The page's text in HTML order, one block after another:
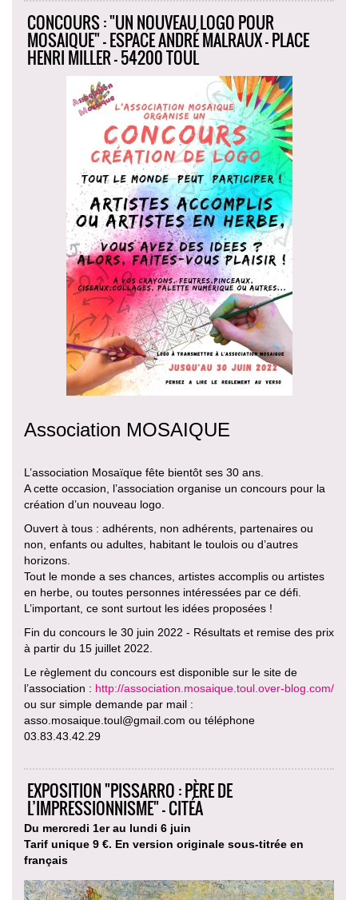
CONCOURS : "UN NOUVEAU LOGO POUR
MOSAIQUE" - ESPACE ANDRÉ MALRAUX - PLACE
HENRI MILLER - 54200 TOUL
Association MOSAIQUE
L’association Mosaïque fête bientôt ses 30 ans.
A cette occasion, l’association organise un concours pour la
création d’un nouveau logo.
Ouvert à tous : adhérents, non adhérents, partenaires ou
non, enfants ou adultes, habitant le toulois ou d’autres
horizons.
Tout le monde a ses chances, artistes accomplis ou artistes
en herbe, ou toutes personnes intéressées par ce défi.
L’important, ce sont surtout les idées proposées !
Fin du concours le 30 juin 2022 - Résultats et remise des prix
à partir du 15 juillet 2022.
Le règlement du concours est disponible sur le site de
l’association : http://association.mosaique.toul.over-blog.com/
ou sur simple demande par mail :
asso.mosaique.toul@gmail.com ou téléphone
03.83.43.42.29
EXPOSITION "PISSARRO : PÈRE DE
L’IMPRESSIONNISME" - CITÉA
Du mercredi 1er au lundi 6 juin
Tarif unique 9 €. En version originale sous-titrée en
français